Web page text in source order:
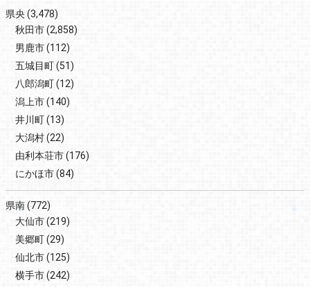
県央(3,478)
秋田市(2,858)
男鹿市(112)
五城目町(51)
八郎潟町(12)
潟上市(140)
井川町(13)
大潟村(22)
由利本荘市(176)
にかほ市(84)
県南(772)
大仙市(219)
美郷町(29)
仙北市(125)
横手市(242)